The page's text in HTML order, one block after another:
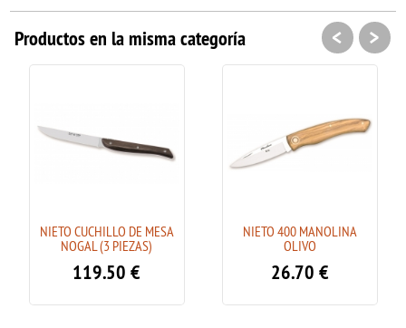
Productos en la misma categoría
NIETO CUCHILLO DE MESA
NOGAL (3 PIEZAS)
119.50 €
NIETO 400 MANOLINA
OLIVO
26.70 €
< >